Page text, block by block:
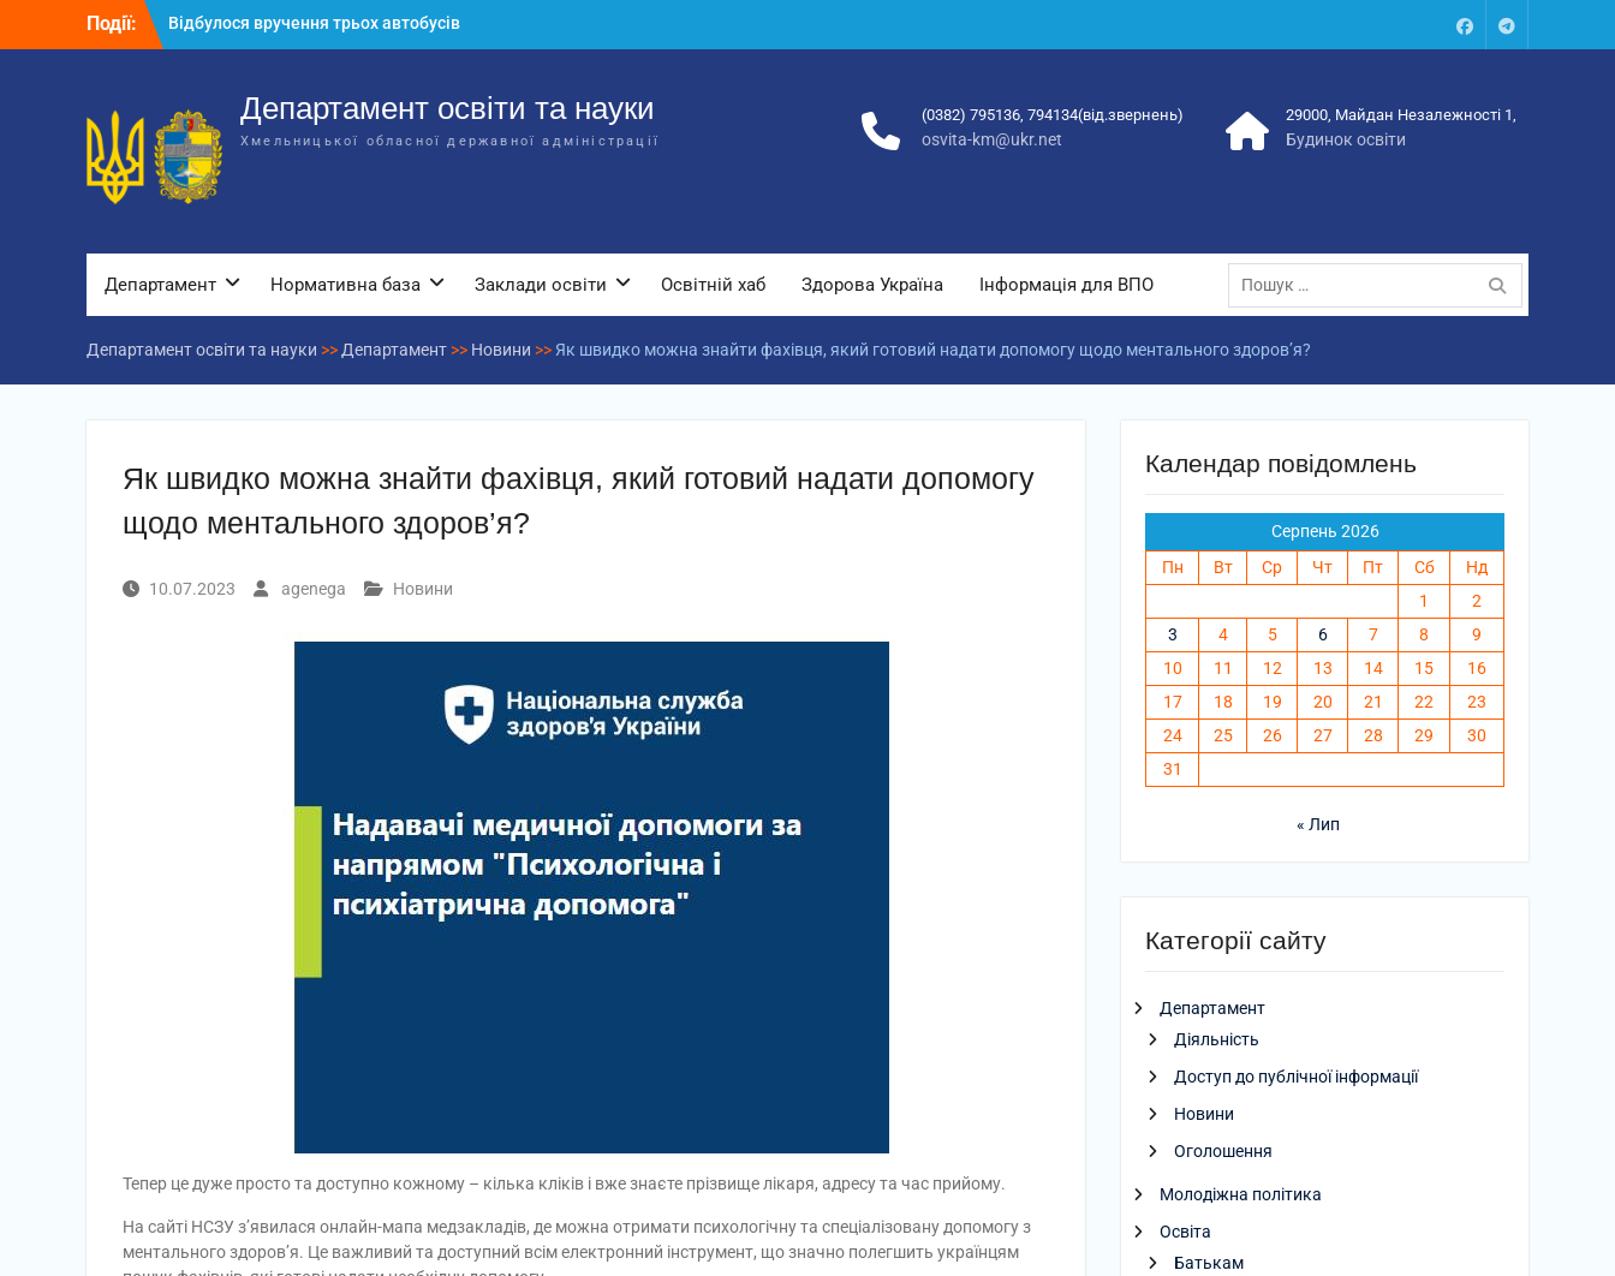
Події:
Відбулося вручення трьох автобусів
для потреб закладів освіти
Департаменту освіти та науки обласної
державної адміністрації
Відбулась обласна нарада для
відповідальних за національно-
патріотичне виховання
FacebookTalegram
Департамент освіти та науки
Хмельницької обласної державної адміністрації
(0382) 795136, 794134(від.звернень)
osvita-km@ukr.net
29000, Майдан Незалежності 1,
Будинок освіти
Департамент Нормативна база Заклади освіти Освітній хаб Здорова Україна Інформація для ВПО
Пошук:
Департамент освіти та науки >> Департамент >> Новини >> Як швидко можна знайти фахівця, який готовий надати допомогу щодо ментального здоров’я?
Як швидко можна знайти фахівця, який готовий надати допомогу
щодо ментального здоров’я?
10.07.2023 agenega Новини
Тепер це дуже просто та доступно кожному – кілька кліків і вже знаєте прізвище лікаря, адресу та час прийому.
На сайті НСЗУ з’явилася онлайн-мапа медзакладів, де можна отримати психологічну та спеціалізовану допомогу з
ментального здоров’я. Це важливий та доступний всім електронний інструмент, що значно полегшить українцям
Календар повідомлень
Серпень 2026
Пн
Вт Ср Чт Пт Сб
Нд
1
2
3
4 5 6 7 8
9
10
11 12 13 14 15
16
17
18 19 20 21 22
23
24
25 26 27 28 29
30
31
« Лип
Категорії сайту
Департамент
Діяльність
Доступ до публічної інформації
Новини
Оголошення
Молодіжна політика
Освіта
Батькам